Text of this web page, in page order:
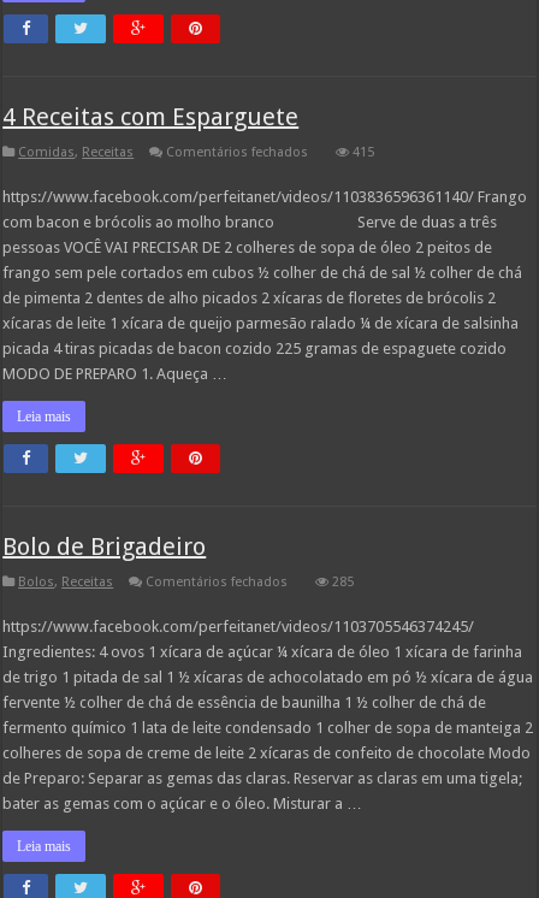
4 Receitas com Esparguete
Comidas, Receitas Comentários fechados
com
Esparguete
415
https://www.facebook.com/perfeitanet/videos/1103836596361140/ Frango
com bacon e brócolis ao molho branco Serve de duas a três
pessoas VOCÊ VAI PRECISAR DE 2 colheres de sopa de óleo 2 peitos de
frango sem pele cortados em cubos ½ colher de chá de sal ½ colher de chá
de pimenta 2 dentes de alho picados 2 xícaras de floretes de brócolis 2
xícaras de leite 1 xícara de queijo parmesão ralado ¼ de xícara de salsinha
picada 4 tiras picadas de bacon cozido 225 gramas de espaguete cozido
MODO DE PREPARO 1. Aqueça …
Leia mais
Bolo de Brigadeiro
Bolos, Receitas Comentários fechados
Brigadeiro
285
https://www.facebook.com/perfeitanet/videos/1103705546374245/
Ingredientes: 4 ovos 1 xícara de açúcar ¼ xícara de óleo 1 xícara de farinha
de trigo 1 pitada de sal 1 ½ xícaras de achocolatado em pó ½ xícara de água
fervente ½ colher de chá de essência de baunilha 1 ½ colher de chá de
fermento químico 1 lata de leite condensado 1 colher de sopa de manteiga 2
colheres de sopa de creme de leite 2 xícaras de confeito de chocolate Modo
de Preparo: Separar as gemas das claras. Reservar as claras em uma tigela;
bater as gemas com o açúcar e o óleo. Misturar a …
Leia mais